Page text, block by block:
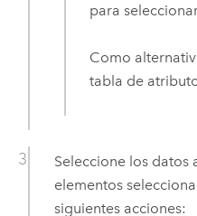
para
Como
tabla de
Seleccione los datos
elementos
siguientes acciones: